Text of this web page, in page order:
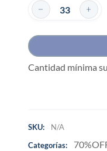
Cantidad mínima
SKU:
N/A
Categorías: